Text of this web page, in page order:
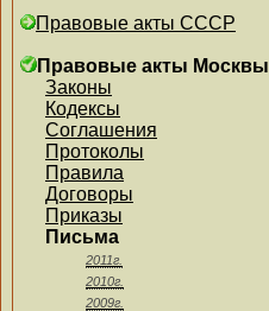
Правовые акты СССР
Правовые акты Москвы
Законы
Кодексы
Соглашения
Протоколы
Правила
Договоры
Приказы
Письма
2011г.
2010г.
2009г.